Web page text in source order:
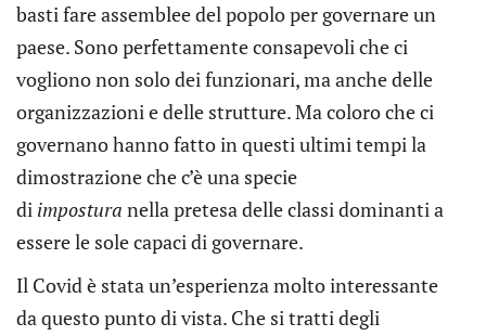
basti fare assemblee del popolo per governare un
paese. Sono perfettamente consapevoli che ci
vogliono non solo dei funzionari, ma anche delle
organizzazioni e delle strutture. Ma coloro che ci
governano hanno fatto in questi ultimi tempi la
dimostrazione che c’è una specie
di impostura nella pretesa delle classi dominanti a
essere le sole capaci di governare.
Il Covid è stata un’esperienza molto interessante
da questo punto di vista. Che si tratti degli